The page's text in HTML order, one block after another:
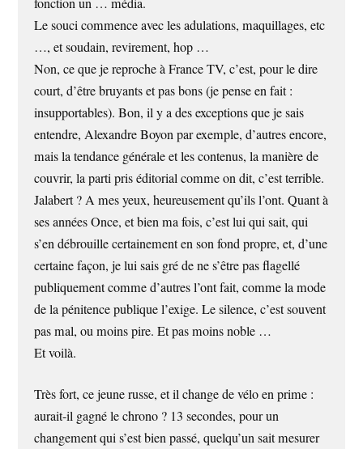
Le souci commence avec les adulations, maquillages, etc
…, et soudain, revirement, hop …
Non, ce que je reproche à France TV, c’est, pour le dire
court, d’être bruyants et pas bons (je pense en fait :
insupportables). Bon, il y a des exceptions que je sais
entendre, Alexandre Boyon par exemple, d’autres encore,
mais la tendance générale et les contenus, la manière de
couvrir, la parti pris éditorial comme on dit, c’est terrible.
Jalabert ? A mes yeux, heureusement qu’ils l’ont. Quant à
ses années Once, et bien ma fois, c’est lui qui sait, qui
s’en débrouille certainement en son fond propre, et, d’une
certaine façon, je lui sais gré de ne s’être pas flagellé
publiquement comme d’autres l’ont fait, comme la mode
de la pénitence publique l’exige. Le silence, c’est souvent
pas mal, ou moins pire. Et pas moins noble …
Et voilà.
Très fort, ce jeune russe, et il change de vélo en prime :
aurait-il gagné le chrono ? 13 secondes, pour un
changement qui s’est bien passé, quelqu’un sait mesurer